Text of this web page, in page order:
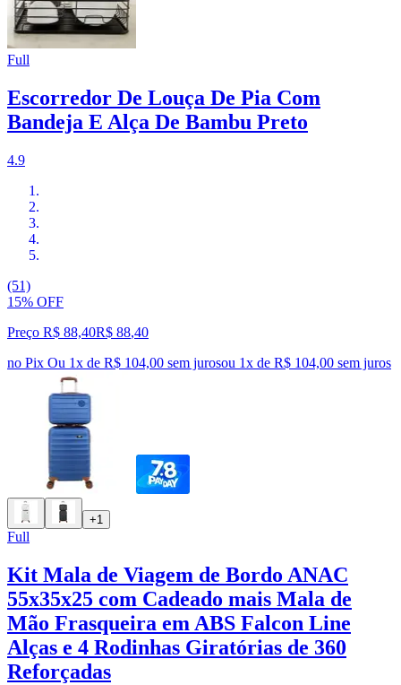
Full
Escorredor De Louça De Pia Com
Bandeja E Alça De Bambu Preto
4.9
(51)
15% OFF
Preço R$ 88,40R$ 88,40
no Pix Ou 1x de R$ 104,00 sem jurosou 1x de R$ 104,00 sem juros
+1
Full
Kit Mala de Viagem de Bordo ANAC
55x35x25 com Cadeado mais Mala de
Mão Frasqueira em ABS Falcon Line
Alças e 4 Rodinhas Giratórias de 360
Reforçadas